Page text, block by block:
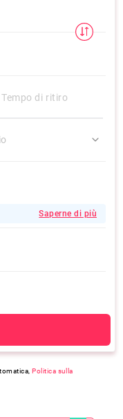
Saperne di più
Politica sulla